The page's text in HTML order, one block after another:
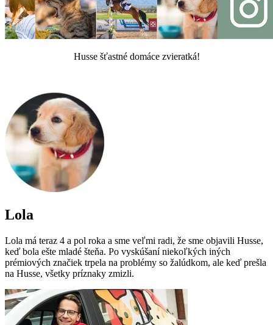
Husse šťastné domáce zvieratká!
Lola
Lola má teraz 4 a pol roka a sme veľmi radi, že sme objavili Husse,
keď bola ešte mladé šteňa. Po vyskúšaní niekoľkých iných
prémiových značiek trpela na problémy so žalúdkom, ale keď prešla
na Husse, všetky príznaky zmizli.